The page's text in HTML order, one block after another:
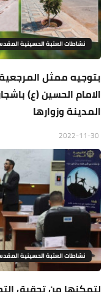
نشاطات العتبة الحسينية
بتوجيه ممثل
الامام الحسين (ع)
المدينة وزوارها
نشاطات العتبة الحسينية